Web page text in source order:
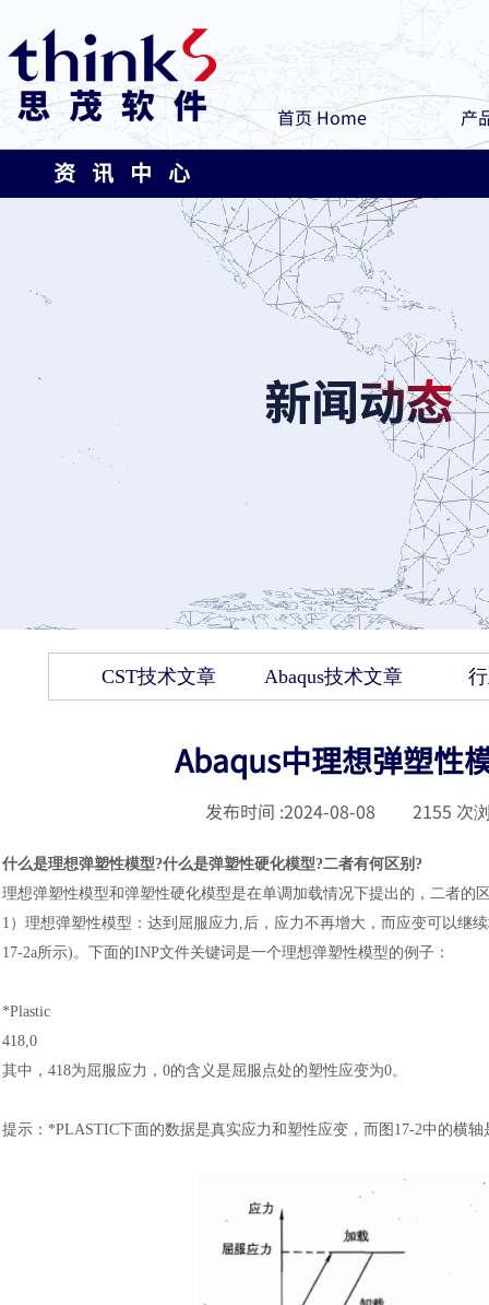
首页 Home 产
资 讯 中 心
CST技术文章 Abaqus技术文章
Abaqus中理想弹塑性
发布时间 :2024-08-08 2155 次
什么是理想弹塑性模型?什么是弹塑性硬化模型?二者有何区别?
理想弹塑性模型和弹塑性硬化模型是在单调加载情况下提出的，二者的
1 ） 理想弹塑性模型 ： 达到屈服应力 ,后，应力不再增大，而应变可以继
17-2a所示)。下面的INP文件关键词是一个理想弹塑性模型的例子 ：
*Plastic
418,0
其中， 418为屈服应力，0的含义是屈服点处的塑性应变为0。
提示 ： *PLASTIC下面的数据是真实应力和塑性应变，而图17-2中的横